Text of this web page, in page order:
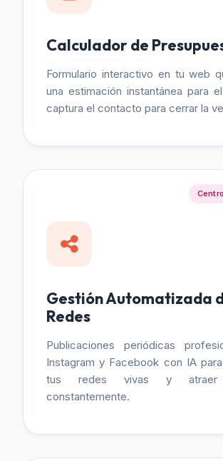
Calculador de
Formulario interactivo en tu web
una estimación instantánea para
captura el contacto para cerrar la
Gestión Automatizada
Redes
Publicaciones periódicas
Instagram y Facebook con IA
tus redes vivas y atraer
constantemente.